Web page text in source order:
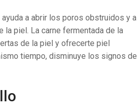
a abrir los poros obstruidos y a
piel. La carne fermentada de la
de la piel y ofrecerte piel
tiempo, disminuye los signos de